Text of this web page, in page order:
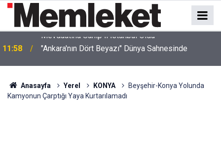
11:58 "Ankara'nın Dört Beyazı" Dünya Sahnesinde
Anasayfa Yerel KONYA
Beyşehir-Konya Yolunda
Kamyonun Çarptığı Yaya Kurtarılamadı